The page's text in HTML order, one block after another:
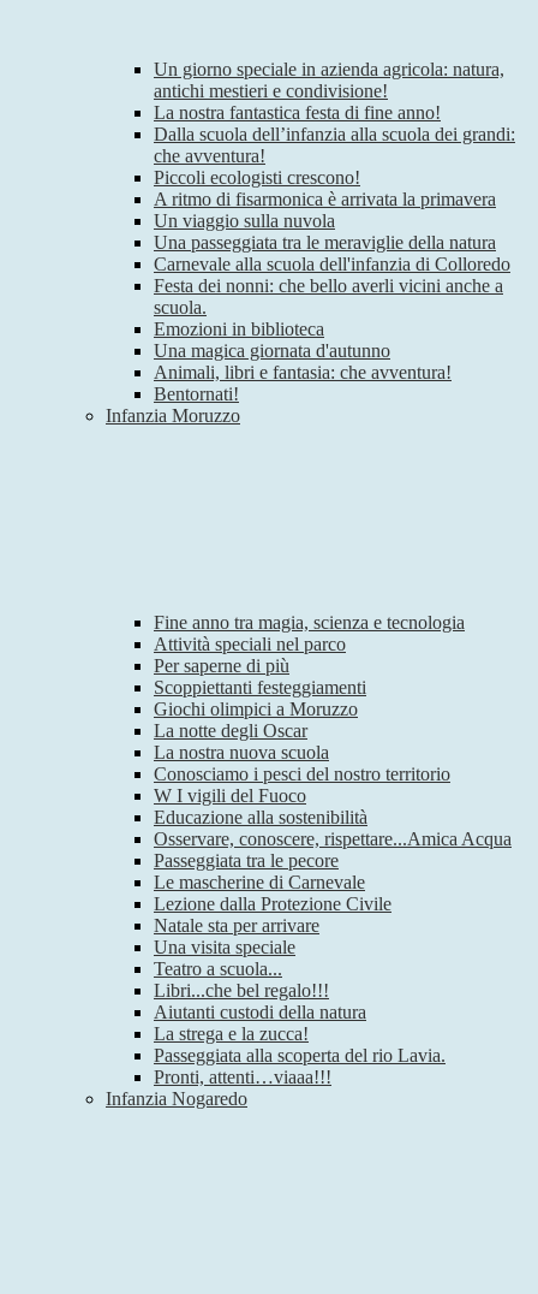
Un giorno speciale in azienda agricola: natura,
antichi mestieri e condivisione!
La nostra fantastica festa di fine anno!
Dalla scuola dell’infanzia alla scuola dei grandi:
che avventura!
Piccoli ecologisti crescono!
A ritmo di fisarmonica è arrivata la primavera
Un viaggio sulla nuvola
Una passeggiata tra le meraviglie della natura
Carnevale alla scuola dell'infanzia di Colloredo
Festa dei nonni: che bello averli vicini anche a
scuola.
Emozioni in biblioteca
Una magica giornata d'autunno
Animali, libri e fantasia: che avventura!
Bentornati!
Infanzia Moruzzo
Fine anno tra magia, scienza e tecnologia
Attività speciali nel parco
Per saperne di più
Scoppiettanti festeggiamenti
Giochi olimpici a Moruzzo
La notte degli Oscar
La nostra nuova scuola
Conosciamo i pesci del nostro territorio
W I vigili del Fuoco
Educazione alla sostenibilità
Osservare, conoscere, rispettare...Amica Acqua
Passeggiata tra le pecore
Le mascherine di Carnevale
Lezione dalla Protezione Civile
Natale sta per arrivare
Una visita speciale
Teatro a scuola...
Libri...che bel regalo!!!
Aiutanti custodi della natura
La strega e la zucca!
Passeggiata alla scoperta del rio Lavia.
Pronti, attenti…viaaa!!!
Infanzia Nogaredo